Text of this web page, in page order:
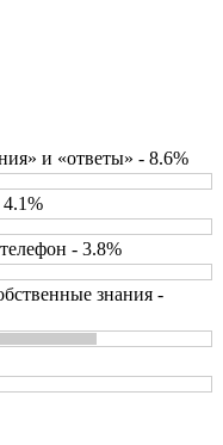
и «ответы» - 8.6%
- 3.8%
знания -